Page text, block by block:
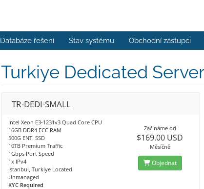
Databáze řešení Stav systému Obchodní zástupci
Turkiye Dedicated Server
TR-DEDI-SMALL
Intel Xeon E3-1231v3 Quad Core CPU
16GB DDR4 ECC RAM
500G ENT. SSD
10TB Premium Traffic
1Gbps Port Speed
1x IPv4
Istanbul, Turkiye Located
Unmanaged
KYC Required
Začínáme od
$169.00 USD
Měsíčně
Objednat